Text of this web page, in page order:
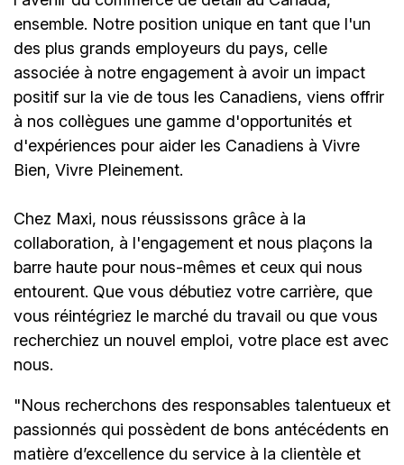
ensemble. Notre position unique en tant que l'un
des plus grands employeurs du pays, celle
associée à notre engagement à avoir un impact
positif sur la vie de tous les Canadiens, viens offrir
à nos collègues une gamme d'opportunités et
d'expériences pour aider les Canadiens à Vivre
Bien, Vivre Pleinement.
Chez Maxi, nous réussissons grâce à la
collaboration, à l'engagement et nous plaçons la
barre haute pour nous-mêmes et ceux qui nous
entourent. Que vous débutiez votre carrière, que
vous réintégriez le marché du travail ou que vous
recherchiez un nouvel emploi, votre place est avec
nous.
"Nous recherchons des responsables talentueux et
passionnés qui possèdent de bons antécédents en
matière d’excellence du service à la clientèle et